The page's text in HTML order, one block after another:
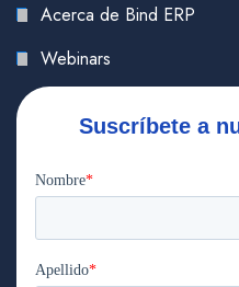
Acerca de Bind ERP
Webinars
Suscríbete a